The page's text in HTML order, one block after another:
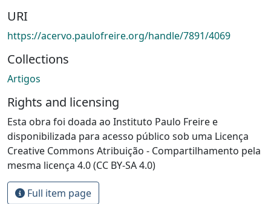
URI
https://acervo.paulofreire.org/handle/7891/4069
Collections
Artigos
Rights and licensing
Esta obra foi doada ao Instituto Paulo Freire e
disponibilizada para acesso público sob uma Licença
Creative Commons Atribuição - Compartilhamento pela
mesma licença 4.0 (CC BY-SA 4.0)
Full item page